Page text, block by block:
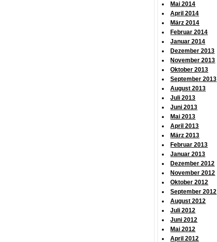
Mai 2014
April 2014
März 2014
Februar 2014
Januar 2014
Dezember 2013
November 2013
Oktober 2013
September 2013
August 2013
Juli 2013
Juni 2013
Mai 2013
April 2013
März 2013
Februar 2013
Januar 2013
Dezember 2012
November 2012
Oktober 2012
September 2012
August 2012
Juli 2012
Juni 2012
Mai 2012
April 2012